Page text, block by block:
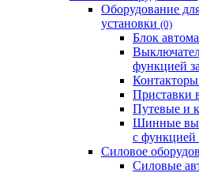
Оборудование
установки (0)
Блок
функцией
Приставки
Путевые и
Шинные
с
Силовое
Силовые